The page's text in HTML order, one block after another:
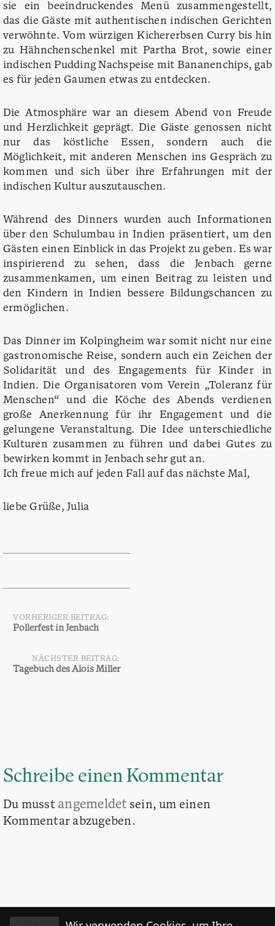
sie ein beeindruckendes Menü zusammengestellt,
das die Gäste mit authentischen indischen Gerichten
verwöhnte. Vom würzigen Kichererbsen Curry bis hin
zu Hähnchenschenkel mit Partha Brot, sowie einer
indischen Pudding Nachspeise mit Bananenchips, gab
es für jeden Gaumen etwas zu entdecken.
Die Atmosphäre war an diesem Abend von Freude
und Herzlichkeit geprägt. Die Gäste genossen nicht
nur das köstliche Essen, sondern auch die
Möglichkeit, mit anderen Menschen ins Gespräch zu
kommen und sich über ihre Erfahrungen mit der
indischen Kultur auszutauschen.
Während des Dinners wurden auch Informationen
über den Schulumbau in Indien präsentiert, um den
Gästen einen Einblick in das Projekt zu geben. Es war
inspirierend zu sehen, dass die Jenbach gerne
zusammenkamen, um einen Beitrag zu leisten und
den Kindern in Indien bessere Bildungschancen zu
ermöglichen.
Das Dinner im Kolpingheim war somit nicht nur eine
gastronomische Reise, sondern auch ein Zeichen der
Solidarität und des Engagements für Kinder in
Indien. Die Organisatoren vom Verein „Toleranz für
Menschen“ und die Köche des Abends verdienen
große Anerkennung für ihr Engagement und die
gelungene Veranstaltung. Die Idee unterschiedliche
Kulturen zusammen zu führen und dabei Gutes zu
bewirken kommt in Jenbach sehr gut an.
Ich freue mich auf jeden Fall auf das nächste Mal,
liebe Grüße, Julia
Beitragsnavigation
VORHERIGER BEITRAG:
Pollerfest in Jenbach
NÄCHSTER BEITRAG:
Tagebuch des Alois Miller
Schreibe einen Kommentar
Du musst angemeldet sein, um einen
Kommentar abzugeben.